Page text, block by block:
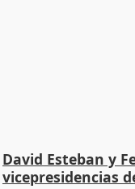
David Esteban y
vicepresidencias